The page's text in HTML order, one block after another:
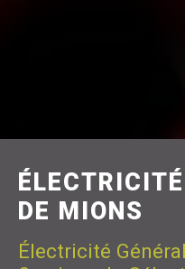
DE MIONS
Électricité